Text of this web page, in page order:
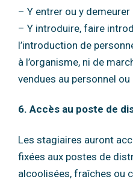
– Y entrer ou y demeurer
– Y introduire, faire
l’introduction de
à l’organisme, ni de
vendues au personnel ou
6. Accès au poste de
Les stagiaires auront
fixées aux postes de
alcoolisées, fraîches ou